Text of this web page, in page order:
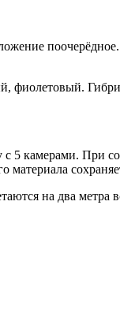
фиолетовый.
камерами. При
на два метра